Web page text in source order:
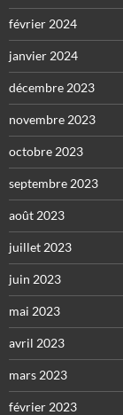
février 2024
janvier 2024
décembre 2023
novembre 2023
octobre 2023
septembre 2023
août 2023
juillet 2023
juin 2023
mai 2023
avril 2023
mars 2023
février 2023